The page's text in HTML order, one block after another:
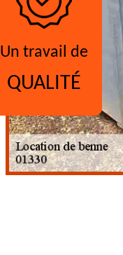
Un travail de
QUALITÉ